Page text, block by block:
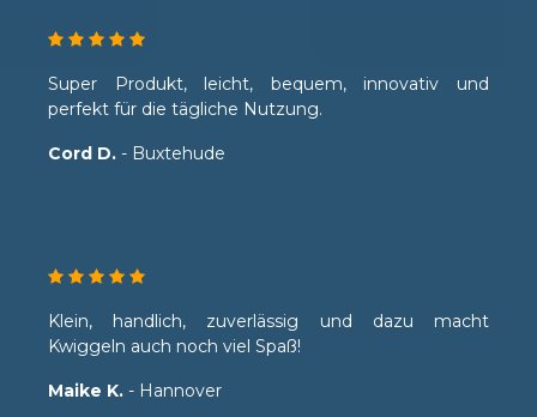
Super Produkt, leicht, bequem, innovativ und
perfekt für die tägliche Nutzung.
Cord D. - Buxtehude
Klein, handlich, zuverlässig und dazu macht
Kwiggeln auch noch viel Spaß!
Maike K. - Hannover